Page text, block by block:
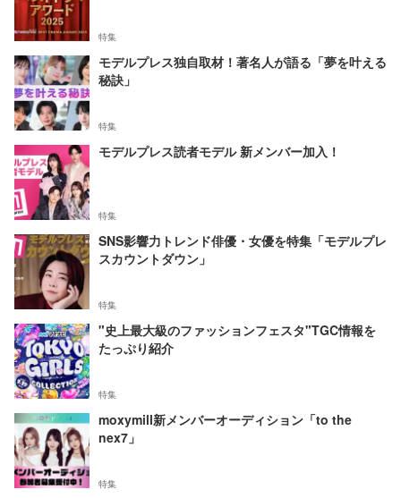
特集
モデルプレス独自取材！著名人が語る「夢を叶える
秘訣」
特集
モデルプレス読者モデル 新メンバー加入！
特集
SNS影響力トレンド俳優・女優を特集「モデルプレ
スカウントダウン」
特集
"史上最大級のファッションフェスタ"TGC情報を
たっぷり紹介
特集
moxymill新メンバーオーディション「to the
nex7」
特集